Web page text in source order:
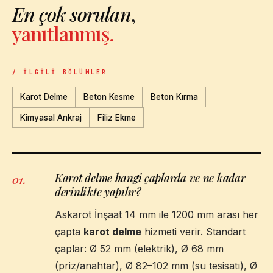
En çok sorulan,
yanıtlanmış.
/ İLGILI BÖLÜMLER
Karot Delme Beton Kesme Beton Kırma
Kimyasal Ankraj Filiz Ekme
01.
Karot delme hangi çaplarda ve ne kadar
derinlikte yapılır?
Askarot İnşaat 14 mm ile 1200 mm arası her
çapta karot delme hizmeti verir. Standart
çaplar: Ø 52 mm (elektrik), Ø 68 mm
(priz/anahtar), Ø 82–102 mm (su tesisatı), Ø